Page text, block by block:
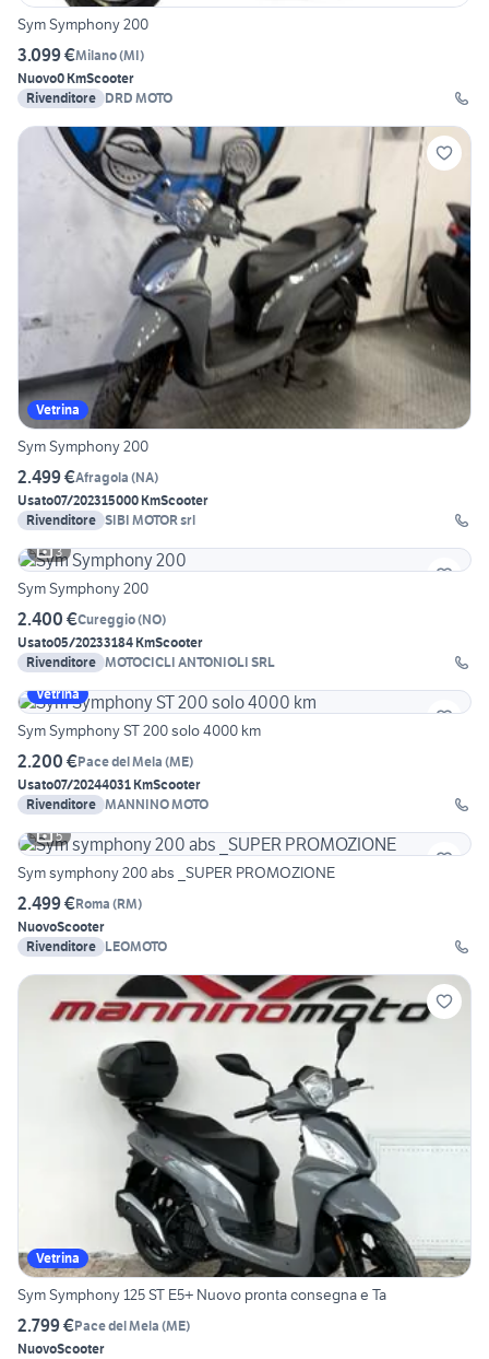
Sym Symphony 200
3.099 €Milano(MI)
Nuovo0 KmScooter
Rivenditore DRD MOTO
Vetrina
Sym Symphony 200
2.499 €Afragola (NA)
Usato07/202315000 KmScooter
Rivenditore SIBI MOTOR srl
3
Sym Symphony 200
2.400 €Cureggio(NO)
Usato05/20233184 KmScooter
Rivenditore MOTOCICLI ANTONIOLI SRL
Vetrina
Sym Symphony ST 200 solo 4000 km
2.200 €Pace del Mela (ME)
Usato07/20244031 KmScooter
Rivenditore MANNINO MOTO
5
Sym symphony 200 abs _SUPER PROMOZIONE
2.499 €Roma (RM)
NuovoScooter
Rivenditore LEOMOTO
Vetrina
Sym Symphony 125 ST E5+ Nuovo pronta consegna e Ta
2.799 €Pace del Mela (ME)
NuovoScooter